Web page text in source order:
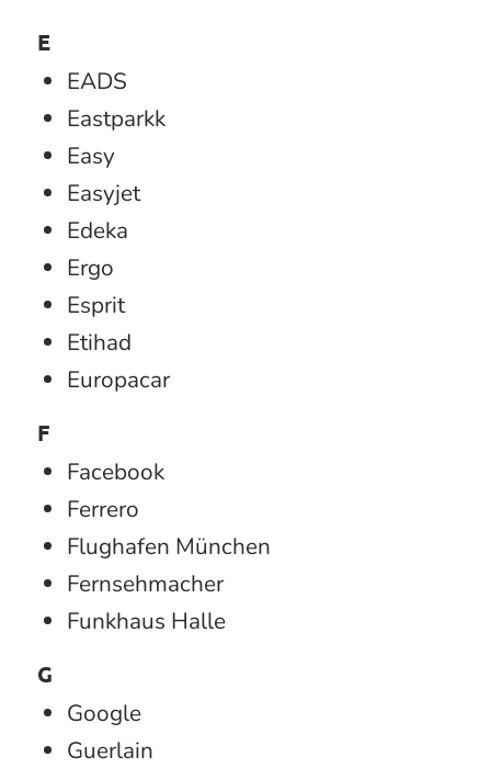
E
EADS
Eastparkk
Easy
Easyjet
Edeka
Ergo
Esprit
Etihad
Europacar
F
Facebook
Ferrero
Flughafen München
Fernsehmacher
Funkhaus Halle
G
Google
Guerlain